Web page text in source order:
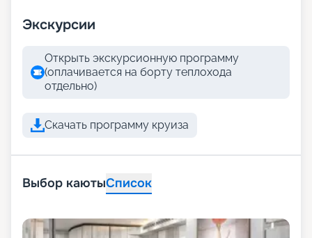
Экскурсии
Открыть экскурсионную программу
(оплачивается на борту теплохода
отдельно)
Скачать программу круиза
Выбор каютыСписок